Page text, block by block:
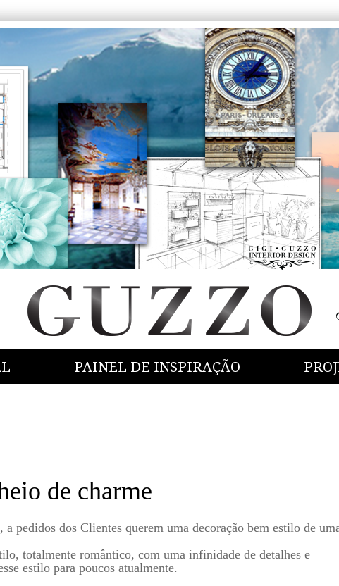
PAINEL DE INSPIRAÇÃO
de charme
pedidos dos Clientes querem uma decoração bem estilo de
totalmente romântico, com uma infinidade de detalhes e
estilo para poucos atualmente.